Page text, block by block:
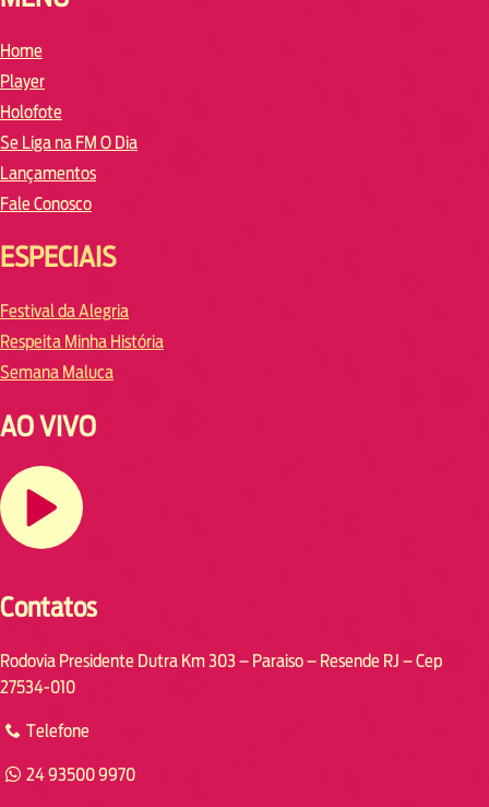
Home
Player
Holofote
Se Liga na FM O Dia
Lançamentos
Fale Conosco
ESPECIAIS
Festival da Alegria
Respeita Minha História
Semana Maluca
AO VIVO
Contatos
Rodovia Presidente Dutra Km 303 – Paraiso – Resende RJ – Cep
27534-010
Telefone
24 93500 9970